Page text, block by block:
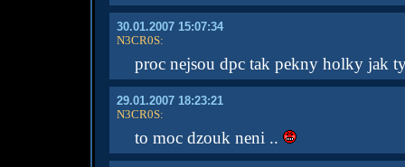
30.01.2007 15:07:34
N3CR0S:
proc nejsou dpc tak pekny holky jak
29.01.2007 18:23:21
N3CR0S:
to moc dzouk neni ..